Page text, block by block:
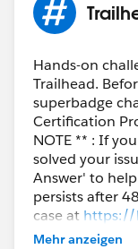
Hands-on
Trailhead.
superbadge
Certification
NOTE ** : If
solved your
Answer' to
persists after
case at https://
further
Mehr anzeigen